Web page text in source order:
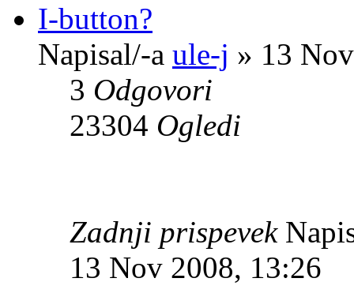
I-button?
Napisal/-a ule-j » 13
3 Odgovori
23304 Ogledi
Zadnji prispevek
13 Nov 2008, 13:26